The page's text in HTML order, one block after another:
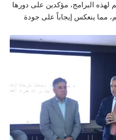
البرامج، مؤكدين على دورها
مما ينعكس إيجاباً على جودة